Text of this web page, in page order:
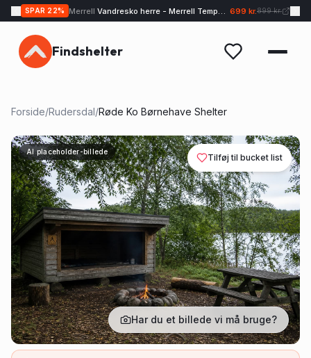
SPAR 22% Merrell Vandresko herre - Merrell Tempo EXP - Sand 699 kr.899 kr.
Findshelter
Forside/Rudersdal/Røde Ko Børnehave Shelter
AI placeholder-billede
Tilføj til bucket list
Har du et billede vi må bruge?